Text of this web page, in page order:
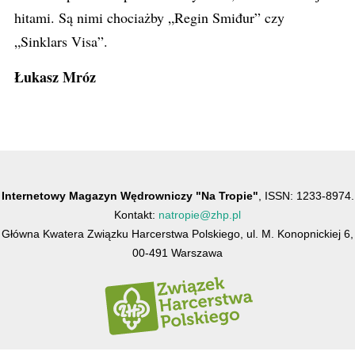
hitami. Są nimi chociażby „Regin Smiđur” czy
„Sinklars Visa”.
Łukasz Mróz
Internetowy Magazyn Wędrowniczy "Na Tropie" , ISSN: 1233-8974.
Kontakt: natropie@zhp.pl
Główna Kwatera Związku Harcerstwa Polskiego, ul. M. Konopnickiej 6,
00-491 Warszawa